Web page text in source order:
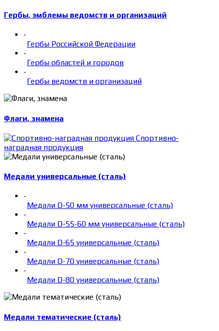
Гербы, эмблемы ведомств и организаций
-
Гербы Российской Федерации
-
Гербы областей и городов
-
Гербы ведомств и организаций
Флаги, знамена
Спортивно-
наградная продукция
Медали универсальные (сталь)
-
Медали D-50 мм универсальные (сталь)
-
Медали D-55-60 мм универсальные (сталь)
-
Медали D-65 универсальные (сталь)
-
Медали D-70 универсальные (сталь)
-
Медали D-80 универсальные (сталь)
Медали тематические (сталь)